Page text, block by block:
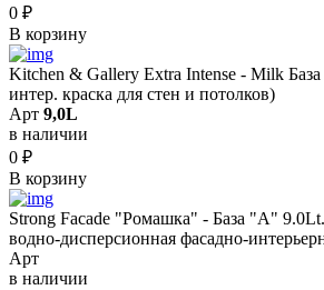
0 ₽
В корзину
Kitchen & Gallery Extra Intense - Milk
интер. краска для стен и потолков)
Арт 9,0L
в наличии
0 ₽
В корзину
Strong Facade "Ромашка" - База "А"
водно-дисперсионная фасадно-
Арт
в наличии